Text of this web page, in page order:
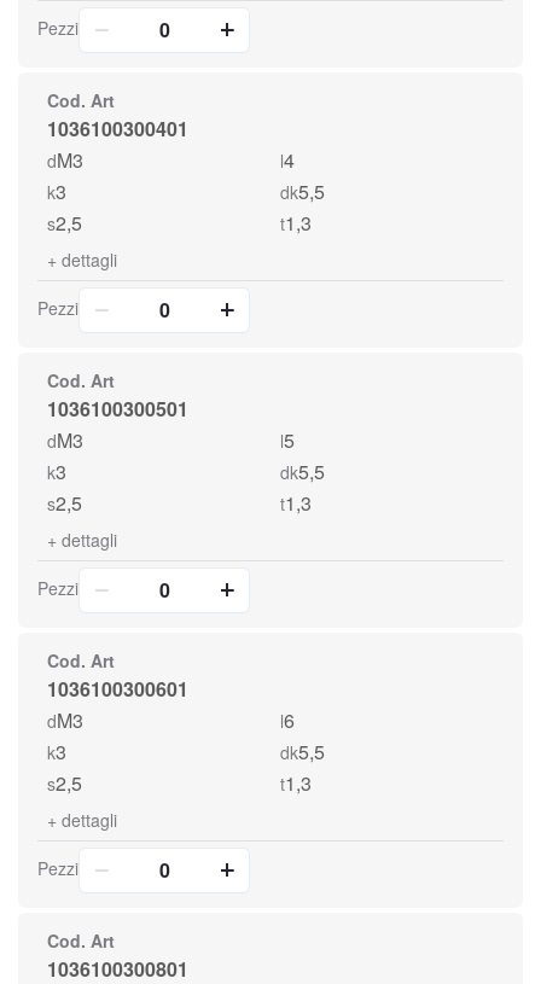
Pezzi
Cod. Art
1036100300401
dM3 l4
k3 dk5,5
s2,5 t1,3
+ dettagli
Pezzi
Cod. Art
1036100300501
dM3 l5
k3 dk5,5
s2,5 t1,3
+ dettagli
Pezzi
Cod. Art
1036100300601
dM3 l6
k3 dk5,5
s2,5 t1,3
+ dettagli
Pezzi
Cod. Art
1036100300801